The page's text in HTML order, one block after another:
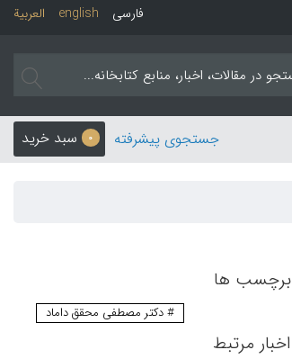
العربیة english فارسی
0 سبد خرید جستجوی پیشرفته
برچسب ها
# دکتر مصطفی محقق داماد
اخبار مرتبط